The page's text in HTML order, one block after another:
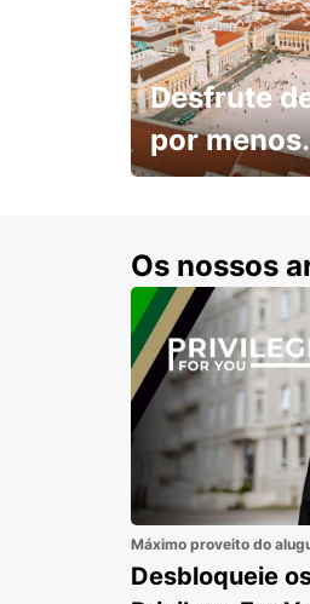
BRAGA
BRAGA -
Desfrute
por menos.
Os nossos
Máximo proveito do
Desbloqueie